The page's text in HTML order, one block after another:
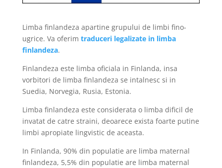
Limba finlandeza apartine grupului de limbi fino-
ugrice. Va oferim traduceri legalizate in limba
finlandeza.
Finlandeza este limba oficiala in Finlanda, insa
vorbitori de limba finlandeza se intalnesc si in
Suedia, Norvegia, Rusia, Estonia.
Limba finlandeza este considerata o limba dificil de
invatat de catre straini, deoarece exista foarte putine
limbi apropiate lingvistic de aceasta.
In Finlanda, 90% din populatie are limba maternal
finlandeza, 5,5% din populatie are limba maternal